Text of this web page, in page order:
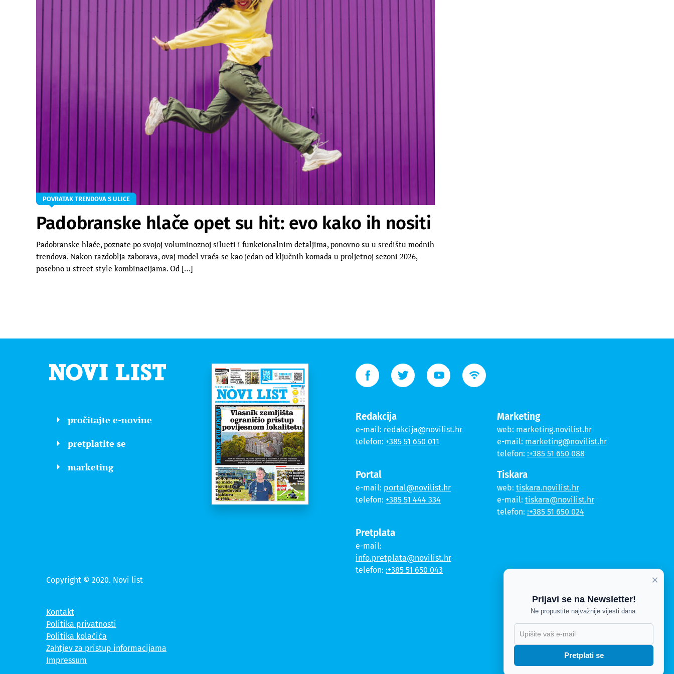
POVRATAK TRENDOVA S ULICE
Padobranske hlače opet su hit: evo kako ih nositi
Padobranske hlače, poznate po svojoj voluminoznoj silueti i funkcionalnim detaljima, ponovno su u središtu modnih
trendova. Nakon razdoblja zaborava, ovaj model vraća se kao jedan od ključnih komada u proljetnoj sezoni 2026,
posebno u street style kombinacijama. Od […]
pročitajte e-novine
pretplatite se
marketing
Redakcija
e-mail: redakcija@novilist.hr
telefon: +385 51 650 011
Portal
e-mail: portal@novilist.hr
telefon: +385 51 444 334
Pretplata
e-mail:
info.pretplata@novilist.hr
telefon: :+385 51 650 043
Marketing
web: marketing.novilist.hr
e-mail: marketing@novilist.hr
telefon: :+385 51 650 088
Tiskara
web: tiskara.novilist.hr
e-mail: tiskara@novilist.hr
telefon: :+385 51 650 024
Copyright © 2020. Novi list
Kontakt
Politika privatnosti
Politika kolačića
Zahtjev za pristup informacijama
Impressum
×
Prijavi se na Newsletter!
Ne propustite najvažnije vijesti dana.
Pretplati se